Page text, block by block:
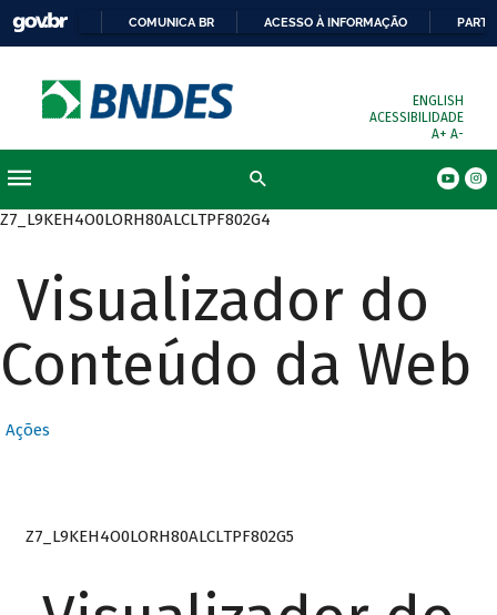
COMUNICA BR ACESSO À INFORMAÇÃO
ENGLISH
ACESSIBILIDADE
A+ A-
Z7_L9KEH4O0LORH80ALCLTPF802G4
Visualizador do
Conteúdo da Web
Ações
Z7_L9KEH4O0LORH80ALCLTPF802G5